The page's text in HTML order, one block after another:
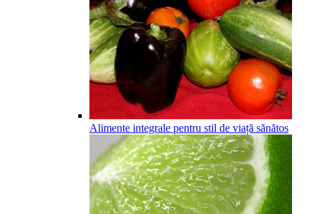
Alimente integrale pentru stil de viață sănătos